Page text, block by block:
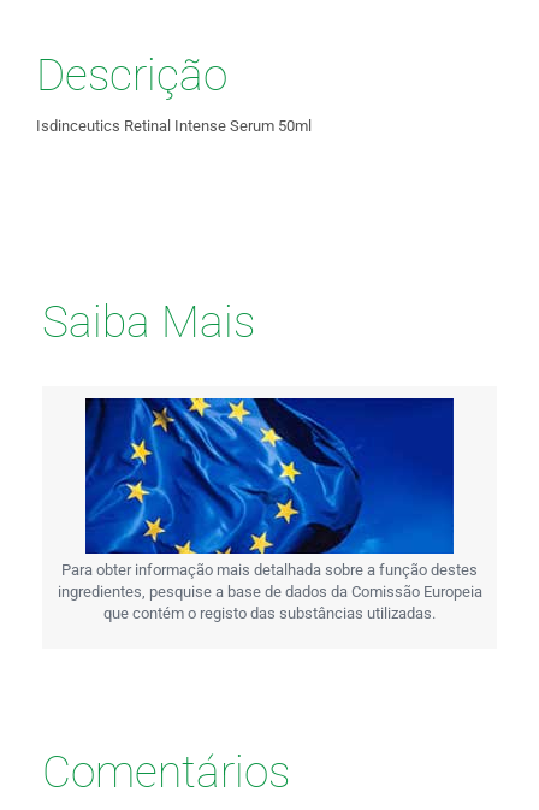
Descrição
Isdinceutics Retinal Intense Serum 50ml
Saiba Mais
Para obter informação mais detalhada sobre a função destes
ingredientes, pesquise a base de dados da Comissão Europeia
que contém o registo das substâncias utilizadas.
Comentários